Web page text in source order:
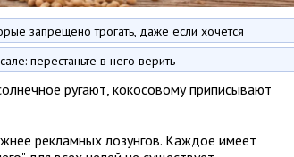
запрещено трогать, даже если хочется
перестаньте в него верить
ругают, кокосовому приписывают
рекламных лозунгов. Каждое имеет